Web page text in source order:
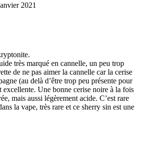
2021
très marqué en cannelle, un peu trop
de ne pas aimer la cannelle car la cerise
(au delà d’être trop peu présente pour
excellente. Une bonne cerise noire à la fois
mais aussi légèrement acide. C’est rare
la vape, très rare et ce sherry sin est une